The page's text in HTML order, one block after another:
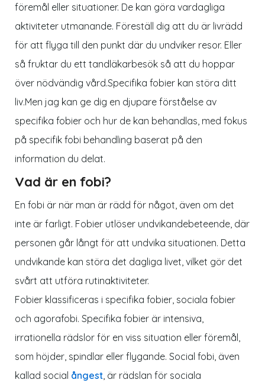
föremål eller situationer. De kan göra vardagliga
aktiviteter utmanande. Föreställ dig att du är livrädd
för att flyga till den punkt där du undviker resor. Eller
så fruktar du ett tandläkarbesök så att du hoppar
över nödvändig vård.Specifika fobier kan störa ditt
liv.Men jag kan ge dig en djupare förståelse av
specifika fobier och hur de kan behandlas, med fokus
på specifik fobi behandling baserat på den
information du delat.
Vad är en fobi?
En fobi är när man är rädd för något, även om det
inte är farligt. Fobier utlöser undvikandebeteende, där
personen går långt för att undvika situationen. Detta
undvikande kan störa det dagliga livet, vilket gör det
svårt att utföra rutinaktiviteter.
Fobier klassificeras i specifika fobier, sociala fobier
och agorafobi. Specifika fobier är intensiva,
irrationella rädslor för en viss situation eller föremål,
som höjder, spindlar eller flygande. Social fobi, även
kallad social ångest , är rädslan för sociala